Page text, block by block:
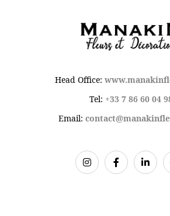
Head Office:
Tel: +33 7 86 60 04
Email: